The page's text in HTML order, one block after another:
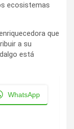
ecosistemas
que
a su
está
WhatsApp